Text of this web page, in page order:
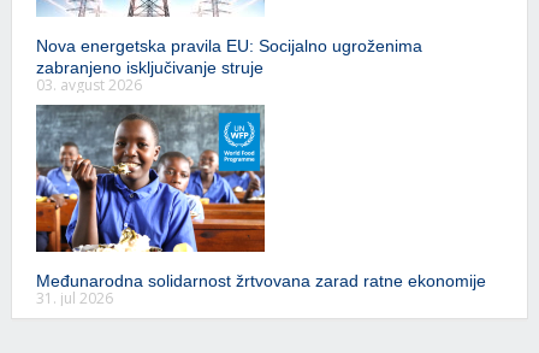
Nova energetska pravila EU: Socijalno ugroženima
zabranjeno isključivanje struje
03. avgust 2026
Međunarodna solidarnost žrtvovana zarad ratne ekonomije
31. jul 2026